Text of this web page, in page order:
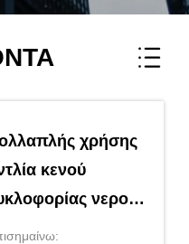
χρήσης
κενού
νερού
ποικίλες